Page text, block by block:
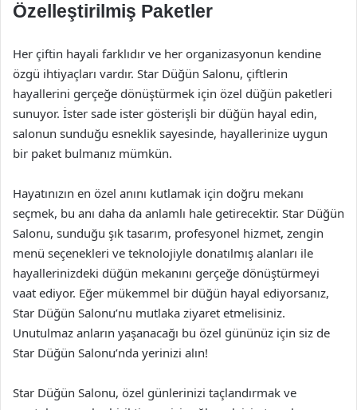
Özelleştirilmiş Paketler
Her çiftin hayali farklıdır ve her organizasyonun kendine
özgü ihtiyaçları vardır. Star Düğün Salonu, çiftlerin
hayallerini gerçeğe dönüştürmek için özel düğün paketleri
sunuyor. İster sade ister gösterişli bir düğün hayal edin,
salonun sunduğu esneklik sayesinde, hayallerinize uygun
bir paket bulmanız mümkün.
Hayatınızın en özel anını kutlamak için doğru mekanı
seçmek, bu anı daha da anlamlı hale getirecektir. Star Düğün
Salonu, sunduğu şık tasarım, profesyonel hizmet, zengin
menü seçenekleri ve teknolojiyle donatılmış alanları ile
hayallerinizdeki düğün mekanını gerçeğe dönüştürmeyi
vaat ediyor. Eğer mükemmel bir düğün hayal ediyorsanız,
Star Düğün Salonu’nu mutlaka ziyaret etmelisiniz.
Unutulmaz anların yaşanacağı bu özel gününüz için siz de
Star Düğün Salonu’nda yerinizi alın!
Star Düğün Salonu, özel günlerinizi taçlandırmak ve